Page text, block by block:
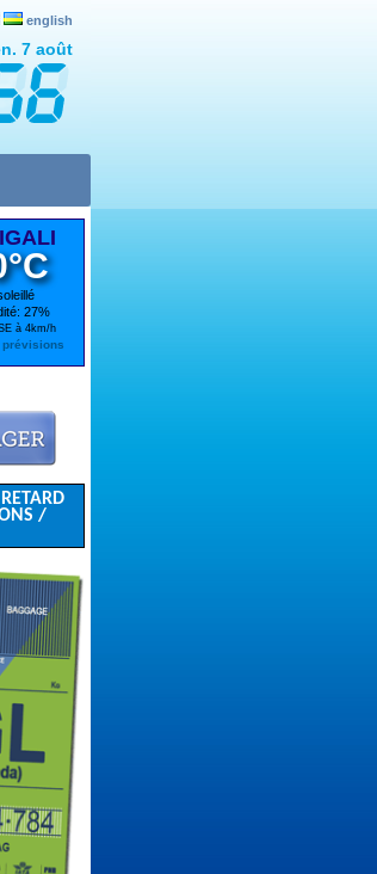
english
7 août
27%
à 4km/h
prévisions
/